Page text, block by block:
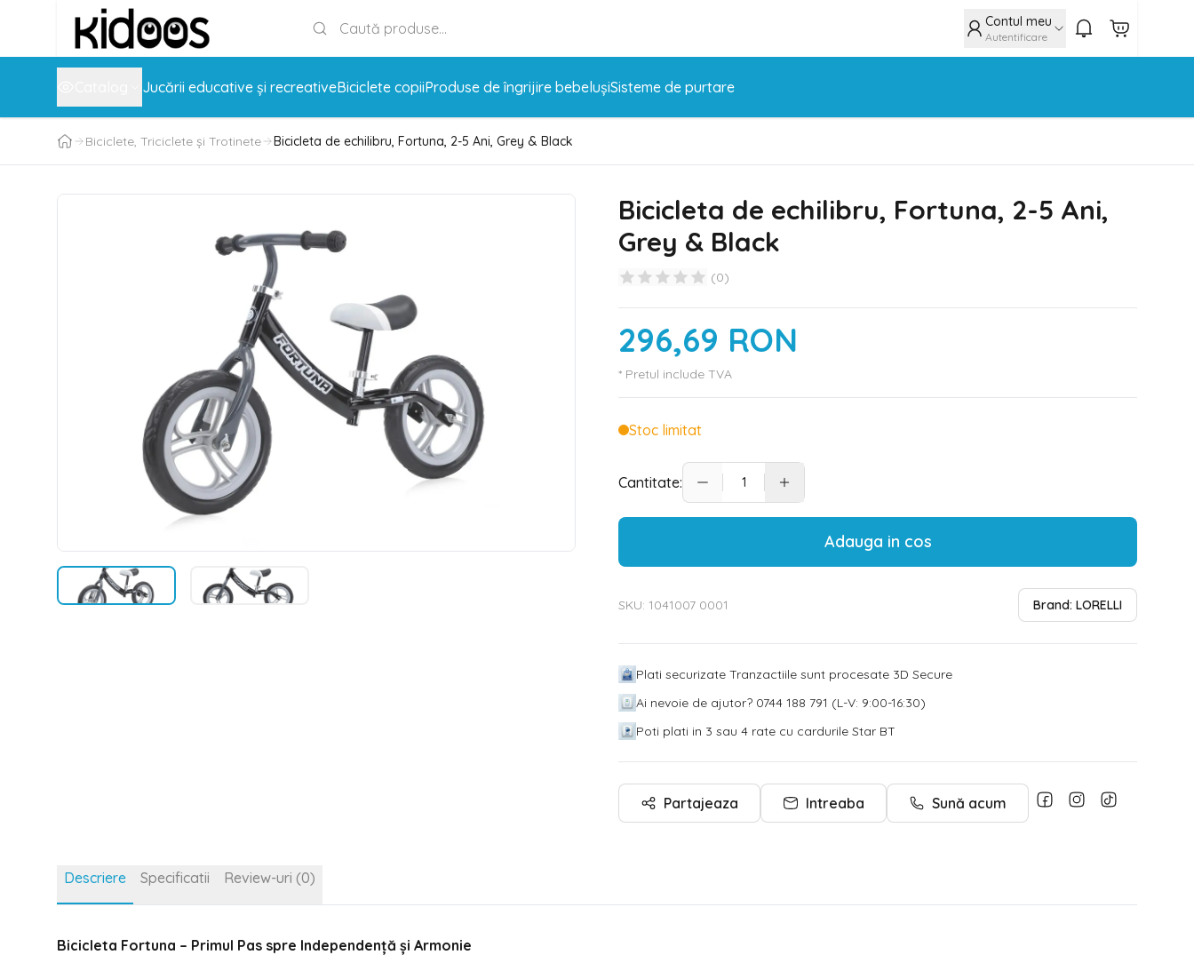
Contul meu
Autentificare
Jucării educative și recreativeBiciclete copiiProduse de îngrijire bebelușiSisteme de purtare
Biciclete, Triciclete și Trotinete Bicicleta de echilibru, Fortuna, 2-5 Ani, Grey & Black
Bicicleta de echilibru, Fortuna, 2-5 Ani,
Grey & Black
(0)
296,69 RON
* Pretul include TVA
Stoc limitat
Cantitate:
Adauga in cos
SKU: 1041007 0001 Brand: LORELLI
Plati securizate Tranzactiile sunt procesate 3D Secure
Ai nevoie de ajutor? 0744 188 791 (L-V: 9:00-16:30)
Poti plati in 3 sau 4 rate cu cardurile Star BT
Partajeaza Intreaba Sună acum
Descriere Specificatii Review-uri (0)
Bicicleta Fortuna – Primul Pas spre Independență și Armonie